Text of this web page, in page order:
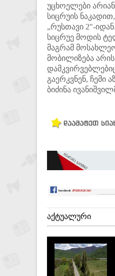
უცხოელები
სიცრუის
„რუსთავი 2"-
სიცრუე მოდის
მაგრამ
მობილიზება
გაერკვნენ, ჩემი
ბიძინა
ᲐᲥᲢᲣᲐᲚᲣᲠᲘ